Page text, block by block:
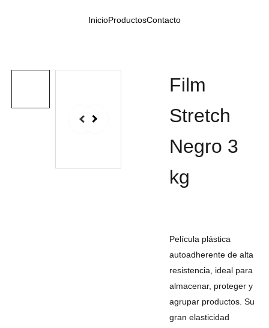
InicioProductosContacto
Film
Stretch
Negro 3
kg
Película plástica
autoadherente de alta
resistencia, ideal para
almacenar, proteger y
agrupar productos. Su
gran elasticidad